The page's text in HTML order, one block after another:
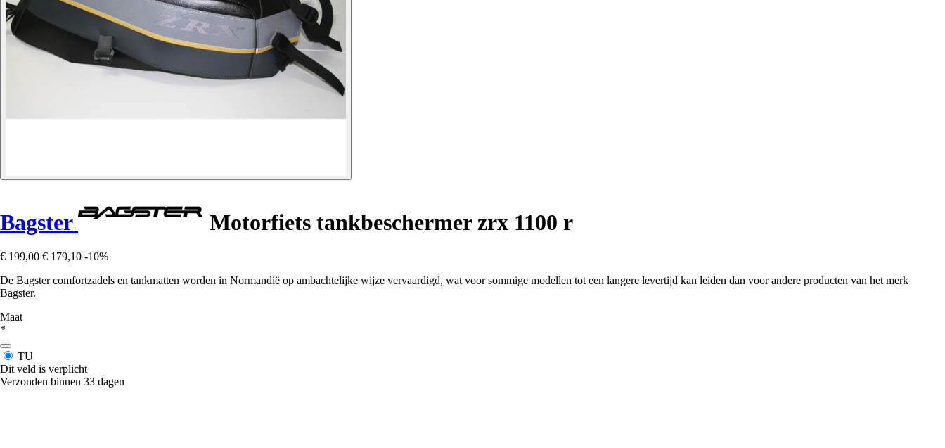
Bagster Motorfiets tankbeschermer zrx 1100 r
€ 199,00 € 179,10 -10%
De Bagster comfortzadels en tankmatten worden in Normandië op ambachtelijke wijze vervaardigd, wat voor sommige modellen tot een langere levertijd kan leiden dan voor andere producten van het merk
Bagster.
Maat
*
TU
Dit veld is verplicht
Verzonden binnen 33 dagen